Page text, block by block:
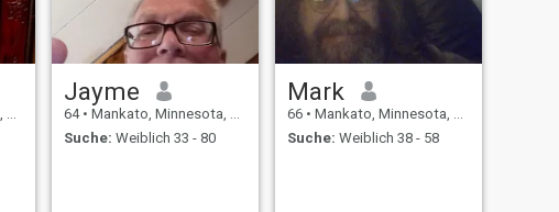
Jayme
64 • Mankato, Minnesota, USA
Suche: Weiblich 33 - 80
Mark
66 • Mankato, Minnesota, USA
Suche: Weiblich 38 - 58